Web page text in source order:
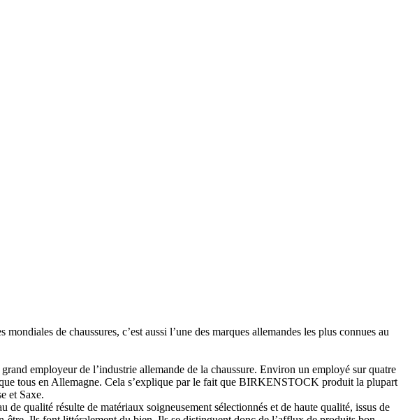
de chaussures, c’est aussi l’une des marques allemandes les plus connues au
employeur de l’industrie allemande de la chaussure. Environ un employé sur quatre
tous en Allemagne. Cela s’explique par le fait que BIRKENSTOCK produit la plupart
et Saxe.
qualité résulte de matériaux soigneusement sélectionnés et de haute qualité, issus de